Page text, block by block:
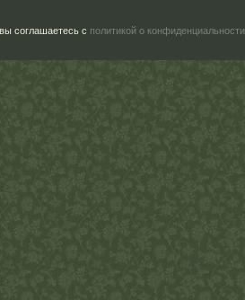
соглашаетесь с политикой о конфиденциальности